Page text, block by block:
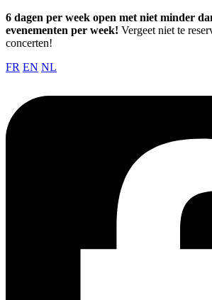
6 dagen per week open met niet minder
evenementen per week! Vergeet niet te
concerten!
FR EN NL